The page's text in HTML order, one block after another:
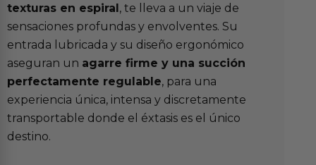
texturas en espiral, te lleva a un viaje de
sensaciones profundas y envolventes. Su
entrada lubricada y su diseño ergonómico
aseguran un agarre firme y una succión
perfectamente regulable, para una
experiencia única, intensa y discretamente
transportable donde el éxtasis es el único
destino.